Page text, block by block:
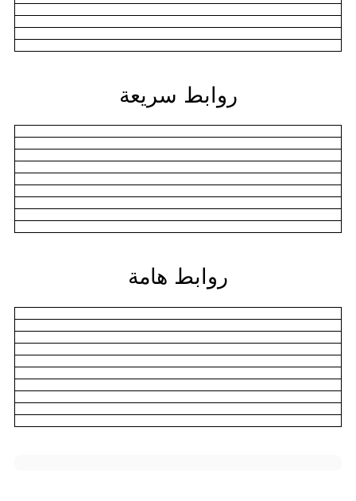
روابط سريعة
روابط هامة